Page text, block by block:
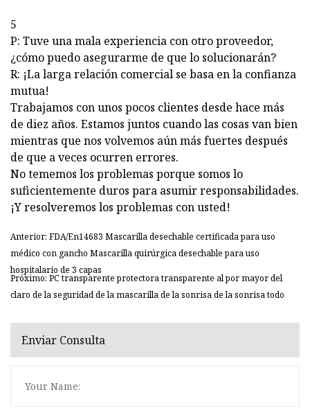
5
P: Tuve una mala experiencia con otro proveedor,
¿cómo puedo asegurarme de que lo solucionarán?
R: ¡La larga relación comercial se basa en la confianza
mutua!
Trabajamos con unos pocos clientes desde hace más
de diez años. Estamos juntos cuando las cosas van bien
mientras que nos volvemos aún más fuertes después
de que a veces ocurren errores.
No tememos los problemas porque somos lo
suficientemente duros para asumir responsabilidades.
¡Y resolveremos los problemas con usted!
Anterior: FDA/En14683 Mascarilla desechable certificada para uso
médico con gancho Mascarilla quirúrgica desechable para uso
hospitalario de 3 capas
Próximo: PC transparente protectora transparente al por mayor del
claro de la seguridad de la mascarilla de la sonrisa de la sonrisa todo
Enviar Consulta